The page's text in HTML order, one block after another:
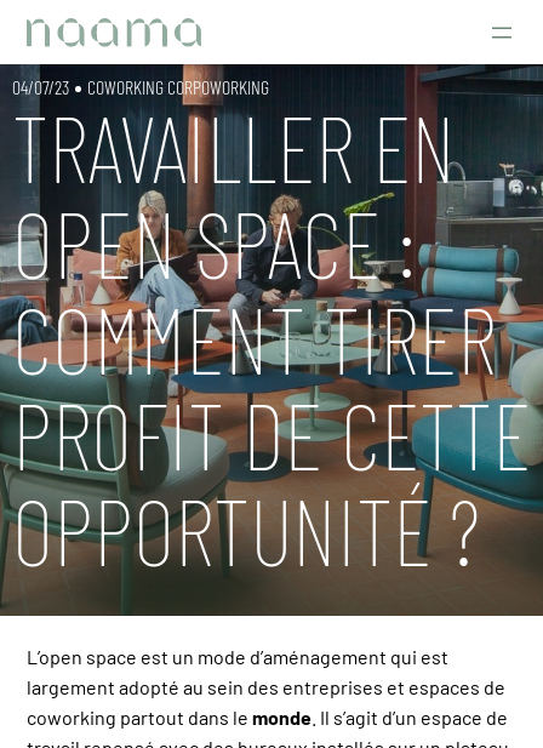
Travailler en open space : comment tirer profit de cette opportunité ?
04/07/23 COWORKING CORPOWORKING
TRAVAILLER EN
OPEN SPACE :
COMMENT TIRER
PROFIT DE CETTE
OPPORTUNITÉ ?
L’open space est un mode d’aménagement qui est
largement adopté au sein des entreprises et espaces de
coworking partout dans lemonde . Il s’agit d’un espace de